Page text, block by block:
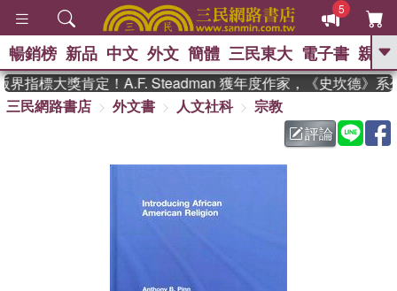
5
GO
熱搜： 東野圭吾 、
父親節 、 如果歷
暑期推薦 、 國際布克
獎 臺灣漫遊錄 、 方念華
偉大的迷走神經
暢銷榜 新品 中文 外文 簡體 三民東大 電子書 親子
指標大獎肯定！A.F. Steadman 獲年度作家，《史坎德》系
三民網路書店
外文書 人文社科
宗教
評論